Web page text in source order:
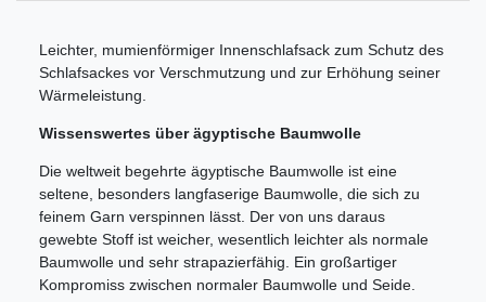
Leichter, mumienförmiger Innenschlafsack zum Schutz des
Schlafsackes vor Verschmutzung und zur Erhöhung seiner
Wärmeleistung.
Wissenswertes über ägyptische Baumwolle
Die weltweit begehrte ägyptische Baumwolle ist eine
seltene, besonders langfaserige Baumwolle, die sich zu
feinem Garn verspinnen lässt. Der von uns daraus
gewebte Stoff ist weicher, wesentlich leichter als normale
Baumwolle und sehr strapazierfähig. Ein großartiger
Kompromiss zwischen normaler Baumwolle und Seide.